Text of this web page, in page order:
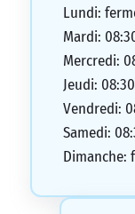
Lundi:
Mardi:
Mercredi:
Jeudi:
Vendredi:
Samedi:
Dimanche: